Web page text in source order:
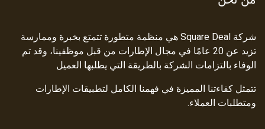
شركة Square Deal هي منظمة متطورة تتمتع بخبرة وممارسة
تزيد عن 20 عامًا في مجال الإطارات من قبل موظفينا، وقد تم
الوفاء بالتزامات الشركة بالطريقة التي يطلبها العميل
تتمثل كفاءتنا المميزة في فهمنا الكامل لتطبيقات الإطارات
ومتطلبات العملاء.